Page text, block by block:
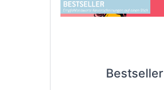
Bestseller